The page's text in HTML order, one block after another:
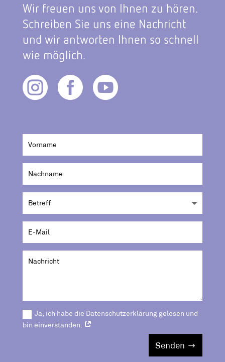
Wir freuen uns von Ihnen zu hören.
Schreiben Sie uns eine Nachricht
und wir antworten Ihnen so schnell
wie möglich.
  
Ja, ich habe die Datenschutzerklärung gelesen und
bin einverstanden.
Senden